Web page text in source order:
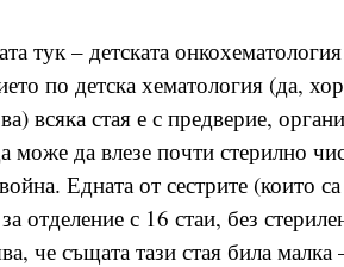
тук – детската
по детска хематология (да,
всяка стая е с предверие,
може да влезе почти стерилно
Едната от сестрите (които
отделение с 16 стаи, без
че същата тази стая била малка